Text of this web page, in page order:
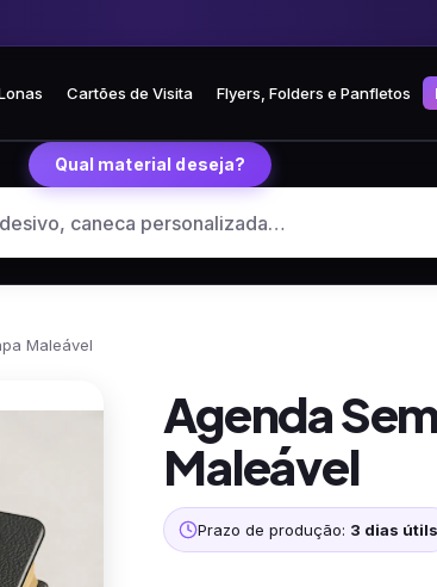
para todo o Brasil
Cartões de Visita Flyers, Folders e Panfletos
Qual material deseja?
Maleável
Agenda
Maleável
Prazo de produção: 3 dias útils